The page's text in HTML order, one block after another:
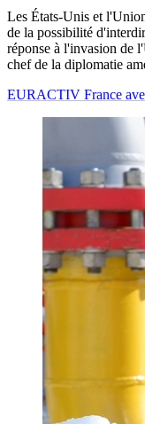
Les États-Unis et
de la possibilité
réponse à l'invasion de
chef de la diplomatie
EURACTIV France